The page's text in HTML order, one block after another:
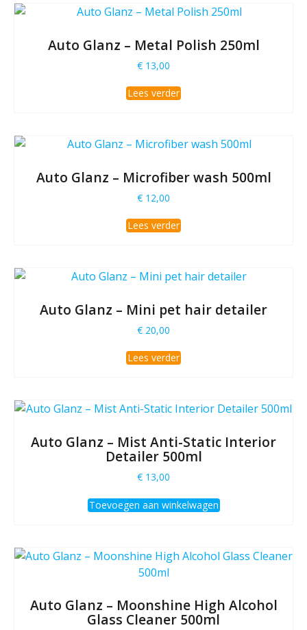
Auto Glanz – Metal Polish 250ml
€ 13,00
Lees verder
Auto Glanz – Microfiber wash 500ml
€ 12,00
Lees verder
Auto Glanz – Mini pet hair detailer
€ 20,00
Lees verder
Auto Glanz – Mist Anti-Static Interior
Detailer 500ml
€ 13,00
Toevoegen aan winkelwagen
Auto Glanz – Moonshine High Alcohol
Glass Cleaner 500ml